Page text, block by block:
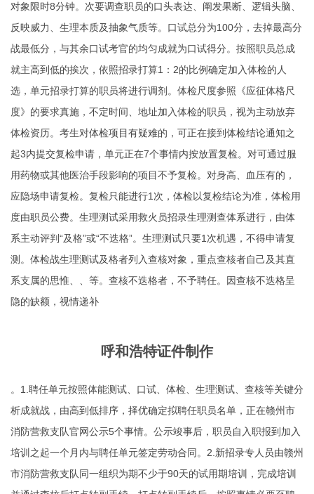
对象限时8分钟。次要调查职员的口头表达、阐发果断、逻辑头脑、
反映威力、生理本质及抽象气质等。口试总分为100分，去掉最高分
战最低分，与其余口试考官的均匀成就为口试得分。按照职员总成
就主高到低的挨次，依照招录打算1：2的比例确定加入体检的人
选，单元招录打算的职员将进行调剂。体检尺度参照《应征体格尺
度》的要求真施，不定时间、地址加入体检的职员，视为主动放弃
体检资历。考生对体检项目有疑难的，可正在接到体检结论通知之
起3内提交复检申请，单元正在7个事情内按放置复检。对可通过服
用药物或其他医治手段影响的项目不予复检。对身高、血压有的，
应隐场申请复检。复检只能进行1次，体检以复检结论为准，体检用
度由职员公费。生理测试采用救火员招录生理测查体系进行，由体
系主动评判“及格”或“不迭格”。生理测试只要1次机遇，不得申请复
测。体检战生理测试及格者列入查核对象，重点查核者自己及其直
系支属的思惟、、等。查核不迭格者，不予聘任。因查核不迭格呈
隐的缺额，视情递补
呼和浩特证件制作
。1.聘任单元按照体能测试、口试、体检、生理测试、查核等关键分
析成就战，由高到低排序，择优确定拟聘任职员名单，正在赣州市
消防营救支队官网公示5个事情。公示竣事后，职员自入职报到加入
培训之起一个月内与聘任单元签定劳动合同。2.新招录专人员由赣州
市消防营救支队同一组织为期不少于90天的试用期培训，完成培训